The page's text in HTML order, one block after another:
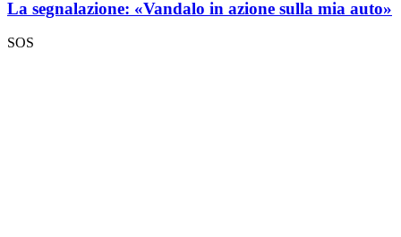
La segnalazione: «Vandalo in azione sulla mia auto»
SOS